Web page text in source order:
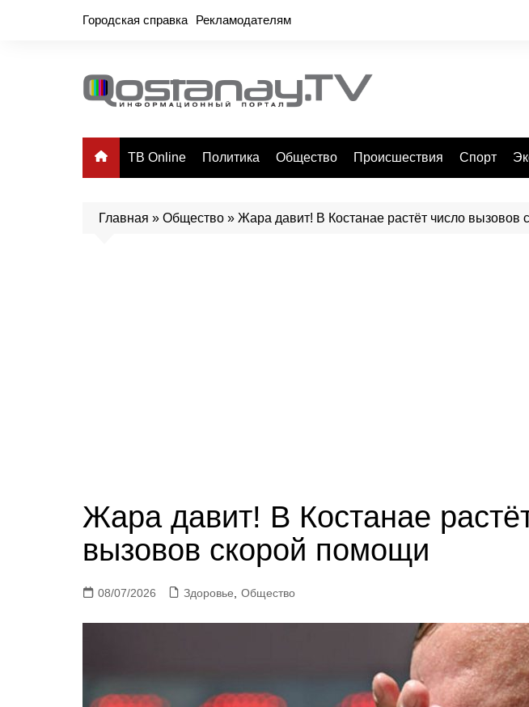
Городская справка Рекламодателям
ТВ Online Политика Общество Происшествия Спорт
Главная » Общество » Жара давит! В Костанае растёт число вызовов
Жара давит! В Костанае
вызовов скорой помощи
08/07/2026 Здоровье, Общество